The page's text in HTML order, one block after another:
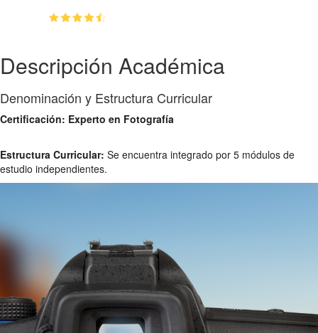
Descripción Académica
Denominación y Estructura Curricular
Certificación: Experto en Fotografía
Estructura Curricular: Se encuentra integrado por 5 módulos de
estudio independientes.